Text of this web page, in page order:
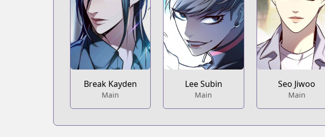
Break Kayden
Main
Lee Subin
Main
Seo Jiwoo
Main